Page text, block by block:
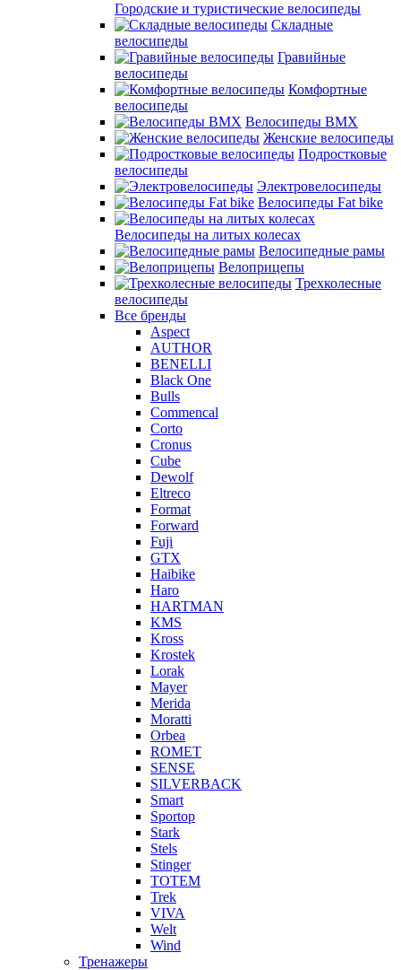
Городские и туристические велосипеды
Складные
велосипеды
Гравийные
велосипеды
Комфортные
велосипеды
Велосипеды BMX
Женские велосипеды
Подростковые
велосипеды
Электровелосипеды
Велосипеды Fat bike
Велосипеды на литых колесах
Велосипедные рамы
Велоприцепы
Трехколесные
велосипеды
Все бренды
Aspect
AUTHOR
BENELLI
Black One
Bulls
Commencal
Corto
Cronus
Cube
Dewolf
Eltreco
Format
Forward
Fuji
GTX
Haibike
Haro
HARTMAN
KMS
Kross
Krostek
Lorak
Mayer
Merida
Moratti
Orbea
ROMET
SENSE
SILVERBACK
Smart
Sportop
Stark
Stels
Stinger
TOTEM
Trek
VIVA
Welt
Wind
Тренажеры